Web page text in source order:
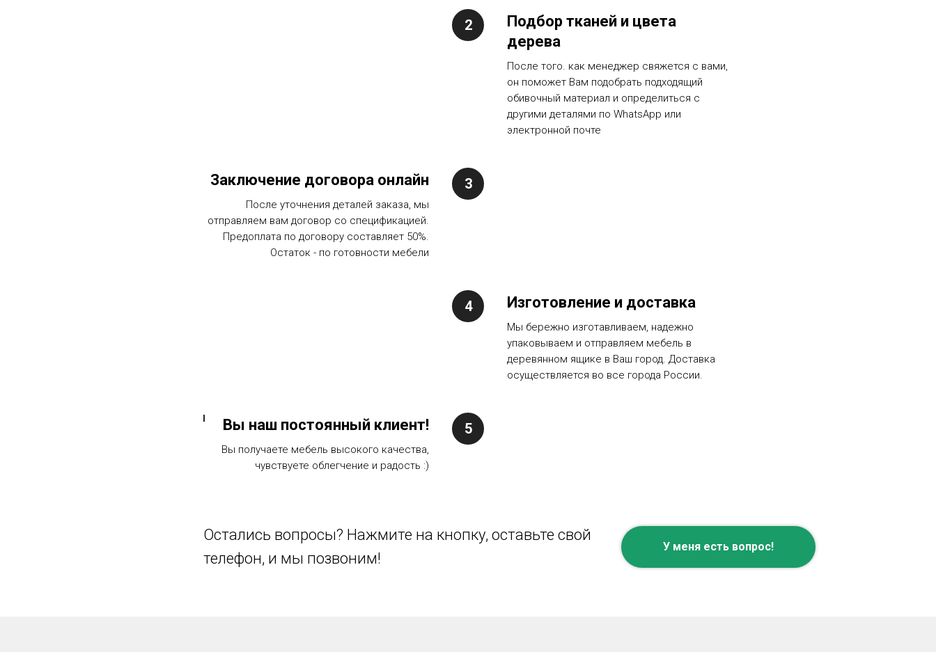
Подбор тканей и цвета
дерева
После того. как менеджер свяжется с вами,
он поможет Вам подобрать подходящий
обивочный материал и определиться с
другими деталями по WhatsApp или
электронной почте
Заключение договора онлайн
После уточнения деталей заказа, мы
отправляем вам договор со спецификацией.
Предоплата по договору составляет 50%.
Остаток - по готовности мебели
Изготовление и доставка
Мы бережно изготавливаем, надежно
упаковываем и отправляем мебель в
деревянном ящике в Ваш город. Доставка
осуществляется во все города России.
Вы наш постоянный клиент!
Вы получаете мебель высокого качества,
чувствуете облегчение и радость :)
Остались вопросы? Нажмите на кнопку, оставьте свой
телефон, и мы позвоним!
У меня есть вопрос!